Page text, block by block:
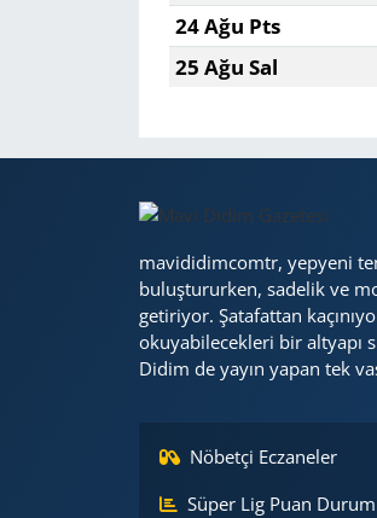
24 Ağu Pts
25 Ağu Sal
mavididimcomtr, yepyeni
buluştururken, sadelik ve
getiriyor. Şatafattan
okuyabilecekleri bir altyapı
Didim de yayın yapan tek
Nöbetçi Eczaneler
Süper Lig Puan